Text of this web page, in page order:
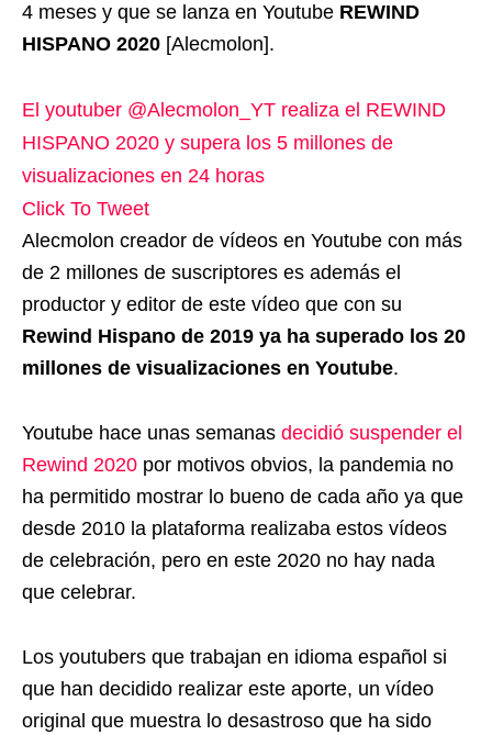
4 meses y que se lanza en Youtube REWIND
HISPANO 2020 [Alecmolon].
El youtuber @Alecmolon_YT realiza el REWIND
HISPANO 2020 y supera los 5 millones de
visualizaciones en 24 horas
Click To Tweet
Alecmolon creador de vídeos en Youtube con más
de 2 millones de suscriptores es además el
productor y editor de este vídeo que con su
Rewind Hispano de 2019 ya ha superado los 20
millones de visualizaciones en Youtube.
Youtube hace unas semanas decidió suspender el
Rewind 2020 por motivos obvios, la pandemia no
ha permitido mostrar lo bueno de cada año ya que
desde 2010 la plataforma realizaba estos vídeos
de celebración, pero en este 2020 no hay nada
que celebrar.
Los youtubers que trabajan en idioma español si
que han decidido realizar este aporte, un vídeo
original que muestra lo desastroso que ha sido